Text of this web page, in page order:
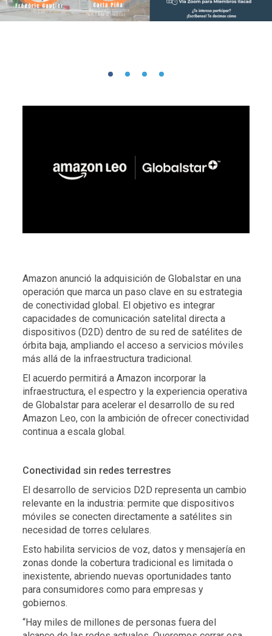
Amazon anunció la adquisición de Globalstar en una
operación que marca un paso clave en su estrategia
de conectividad global. El objetivo es integrar
capacidades de comunicación satelital directa a
dispositivos (D2D) dentro de su red de satélites de
órbita baja, ampliando el acceso a servicios móviles
más allá de la infraestructura tradicional.
El acuerdo permitirá a Amazon incorporar la
infraestructura, el espectro y la experiencia operativa
de Globalstar para acelerar el desarrollo de su red
Amazon Leo, con la ambición de ofrecer conectividad
continua a escala global.
Conectividad sin redes terrestres
El desarrollo de servicios D2D representa un cambio
relevante en la industria: permite que dispositivos
móviles se conecten directamente a satélites sin
necesidad de torres celulares.
Esto habilita servicios de voz, datos y mensajería en
zonas donde la cobertura tradicional es limitada o
inexistente, abriendo nuevas oportunidades tanto
para consumidores como para empresas y
gobiernos.
“Hay miles de millones de personas fuera del